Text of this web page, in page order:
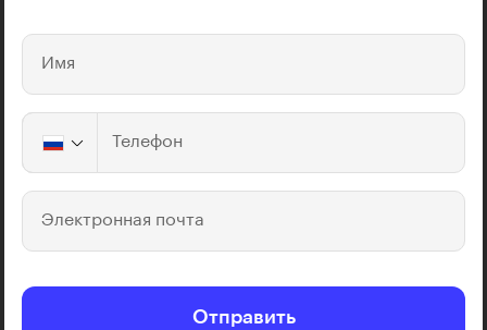
Имя
Телефон
Электронная почта
Отправить